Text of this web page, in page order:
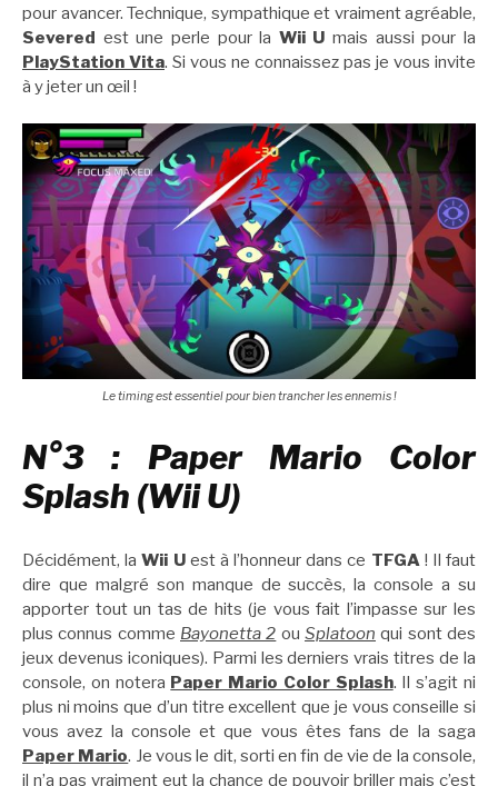
pour avancer. Technique, sympathique et vraiment agréable,
Severed est une perle pour la Wii Umais aussi pour la
PlayStation Vita. Si vous ne connaissez pas je vous invite
à y jeter un œil !
Le timing est essentiel pour bien trancher les ennemis !
N°3 : Paper Mario Color
Splash (Wii U)
Décidément, laWii U est à l’honneur dans ce TFGA ! Il faut
dire que malgré son manque de succès, la console a su
apporter tout un tas de hits (je vous fait l’impasse sur les
plus connus comme Bayonetta 2 ouSplatoon qui sont des
jeux devenus iconiques). Parmi les derniers vrais titres de la
console, on notera Paper Mario Color Splash. Il s’agit ni
plus ni moins que d’un titre excellent que je vous conseille si
vous avez la console et que vous êtes fans de la saga
Paper Mario. Je vous le dit, sorti en fin de vie de la console,
il n’a pas vraiment eut la chance de pouvoir briller mais c’est